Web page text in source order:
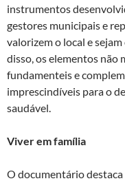
instrumentos
gestores municipais e
valorizem o local e
disso, os elementos não
fundamenteis e
imprescindíveis para o
saudável.
Viver em família
O documentário